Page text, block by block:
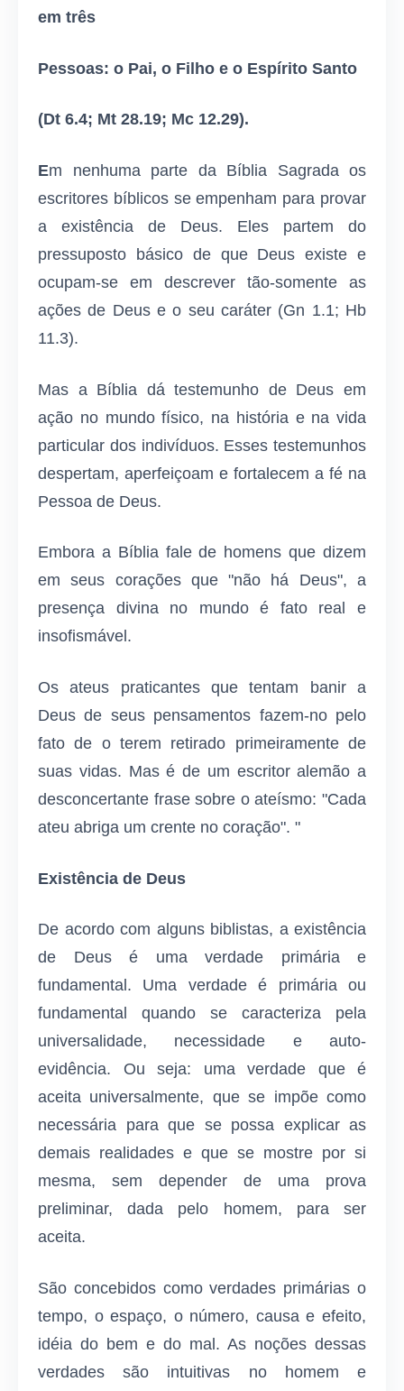
em três
Pessoas: o Pai, o Filho e o Espírito Santo
(Dt 6.4; Mt 28.19; Mc 12.29).
Em nenhuma parte da Bíblia Sagrada os
escritores bíblicos se empenham para provar
a existência de Deus. Eles partem do
pressuposto básico de que Deus existe e
ocupam-se em descrever tão-somente as
ações de Deus e o seu caráter (Gn 1.1; Hb
11.3).
Mas a Bíblia dá testemunho de Deus em
ação no mundo físico, na história e na vida
particular dos indivíduos. Esses testemunhos
despertam, aperfeiçoam e fortalecem a fé na
Pessoa de Deus.
Embora a Bíblia fale de homens que dizem
em seus corações que "não há Deus", a
presença divina no mundo é fato real e
insofismável.
Os ateus praticantes que tentam banir a
Deus de seus pensamentos fazem-no pelo
fato de o terem retirado primeiramente de
suas vidas. Mas é de um escritor alemão a
desconcertante frase sobre o ateísmo: "Cada
ateu abriga um crente no coração". "
Existência de Deus
De acordo com alguns biblistas, a existência
de Deus é uma verdade primária e
fundamental. Uma verdade é primária ou
fundamental quando se caracteriza pela
universalidade, necessidade e auto-
evidência. Ou seja: uma verdade que é
aceita universalmente, que se impõe como
necessária para que se possa explicar as
demais realidades e que se mostre por si
mesma, sem depender de uma prova
preliminar, dada pelo homem, para ser
aceita.
São concebidos como verdades primárias o
tempo, o espaço, o número, causa e efeito,
idéia do bem e do mal. As noções dessas
verdades são intuitivas no homem e